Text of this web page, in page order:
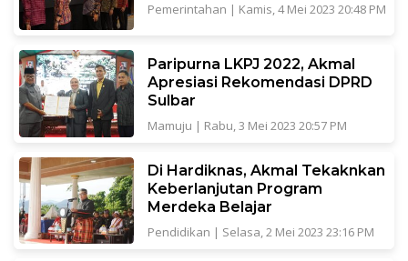
Pemerintahan | Kamis, 4 Mei 2023 20:48 PM
Paripurna LKPJ 2022, Akmal
Apresiasi Rekomendasi DPRD
Sulbar
Mamuju | Rabu, 3 Mei 2023 20:57 PM
Di Hardiknas, Akmal Tekaknkan
Keberlanjutan Program
Merdeka Belajar
Pendidikan | Selasa, 2 Mei 2023 23:16 PM